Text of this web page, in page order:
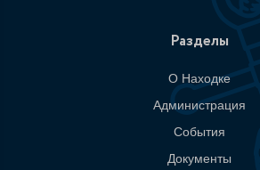
Разделы
О Находке
Администрация
События
Документы